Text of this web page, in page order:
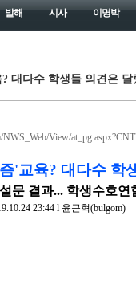
발해 시사 이명박
대다수 학생들 의견은
View/
'교육? 대다수 학
문 결과... 학생수호연
23:44 l 윤근혁(bulgom)